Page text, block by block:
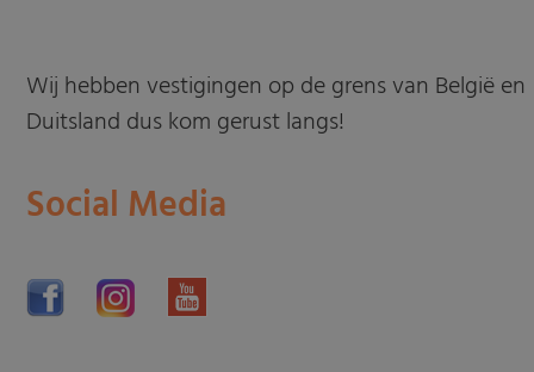
Wij hebben vestigingen op de grens van België en
Duitsland dus kom gerust langs!
Social Media